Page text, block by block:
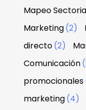
Mapeo
Marketing(2)
directo(2)
Comunicación
promocionales
marketing(4)